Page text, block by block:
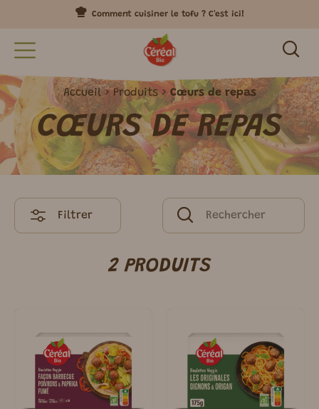
Comment cuisiner le tofu ? C'est ici!
Accueil Produits Cœurs de repas
CŒURS DE REPAS
2 PRODUITS
Filtrer